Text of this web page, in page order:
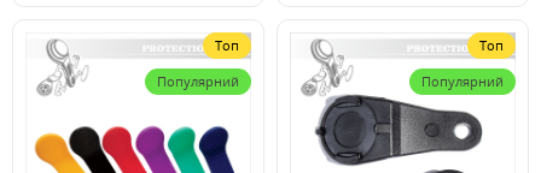
Топ
Популярний
Топ
Популярний